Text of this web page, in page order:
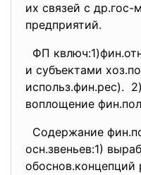
их связей с
предприятий.
ФП
и субъектами
использ.фин.рес).
воплощение
Содержание
осн.звеньев:1)
обоснов.концепций